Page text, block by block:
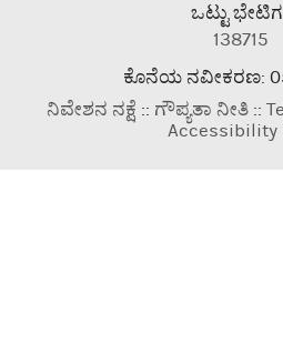
ಒಟ್ಟು
138715
ಕೊನೆಯ ನವೀಕರಣ:
ನಿವೇಶನ ನಕ್ಷೆ :: ಗೌಪ್ಯತಾ ನೀತಿ::
Accessibility